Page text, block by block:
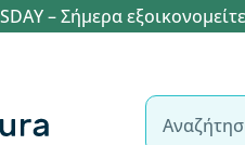
– Σήμερα